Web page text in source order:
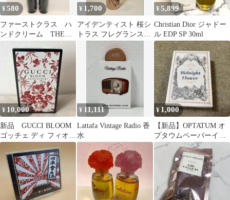
¥580
ファーストクラス ハ
ンドクリーム THE
本セット
¥ 1,700
アイデンティスト 桜シ
トラス フレグランスミ
スト 80ml
¥5,899
Christian Dior ジャドー
ル EDP SP 30ml
¥ 10,000
新品 GUCCI BLOOM
ゴッチェ ディ フィオー
リ 100ml
¥ 11,111
Lattafa Vintage Radio 香
水
¥ 1,000
【新品】OPTATUM オ
プタウムペーパーイン
センス ミッドナイトフ
ラワー紙お香